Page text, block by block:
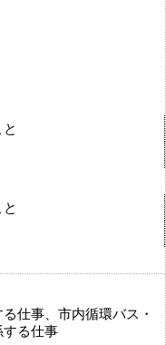
仕事、市内循環バス・
る仕事